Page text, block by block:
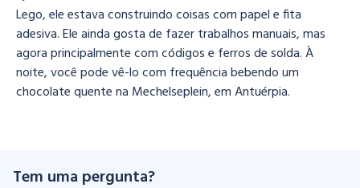
Lego, ele estava construindo coisas com papel e fita
adesiva. Ele ainda gosta de fazer trabalhos manuais, mas
agora principalmente com códigos e ferros de solda. À
noite, você pode vê-lo com frequência bebendo um
chocolate quente na Mechelseplein, em Antuérpia.
Tem uma pergunta?